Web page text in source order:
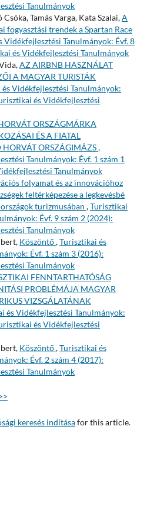
Tanulmányok
Tamás Varga, Kata Szalai,A
trendek a Spartan Race
Vidékfejlesztési Tanulmányok: Évf. 8
és Vidékfejlesztési Tanulmányok
AZ AIRBNB HASZNÁLAT
A MAGYAR TURISTÁK
Vidékfejlesztési Tanulmányok:
és Vidékfejlesztési
ORSZÁGMÁRKA
ÉS A FIATAL
ORSZÁGIMÁZS,
Tanulmányok: Évf. 1 szám 1
Tanulmányok
folyamat és az innovációhoz
feltérképezése a legkevésbé
turizmusában ,Turisztikai
Évf. 9 szám 2 (2024):
Tanulmányok
Köszöntő,Turisztikai és
Évf. 1 szám 3 (2016):
Tanulmányok
FENNTARTHATÓSÁG
PROBLÉMÁJA MAGYAR
VIZSGÁLATÁNAK
és Vidékfejlesztési Tanulmányok:
és Vidékfejlesztési
Köszöntő,Turisztikai és
Évf. 2 szám 4 (2017):
Tanulmányok
keresés indításafor this article.